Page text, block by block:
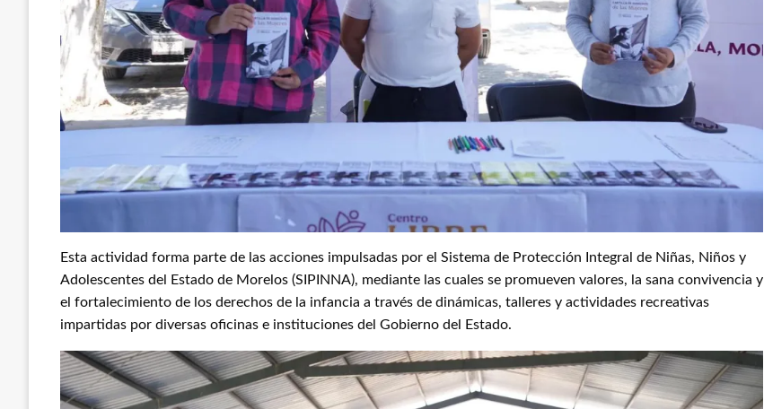
Esta actividad forma parte de las acciones impulsadas por el Sistema de Protección Integral de Niñas, Niños y
Adolescentes del Estado de Morelos (SIPINNA), mediante las cuales se promueven valores, la sana convivencia y
el fortalecimiento de los derechos de la infancia a través de dinámicas, talleres y actividades recreativas
impartidas por diversas oficinas e instituciones del Gobierno del Estado.